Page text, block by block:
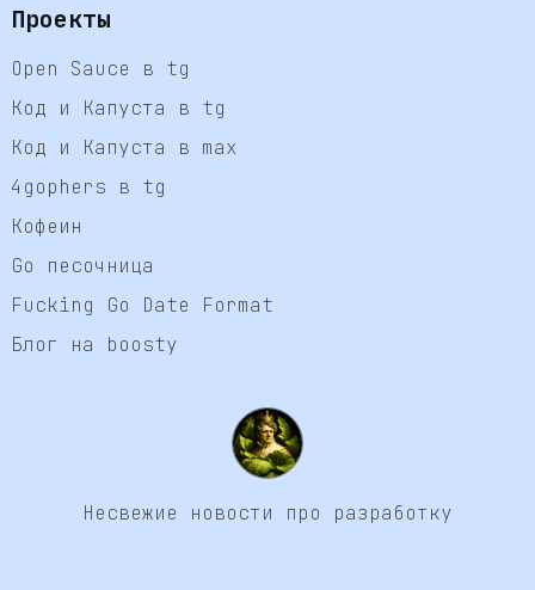
Проекты
Open Sauce в tg
Код и Капуста в tg
Код и Капуста в max
4gophers в tg
Кофеин
Go песочница
Fucking Go Date Format
Блог на boosty
Несвежие новости про разработку